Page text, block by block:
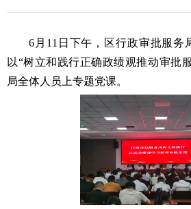
6月 11 日 下午，区行政审批服务
以“树立和践行正确政绩观推动审批
局全体人员上专题党课。